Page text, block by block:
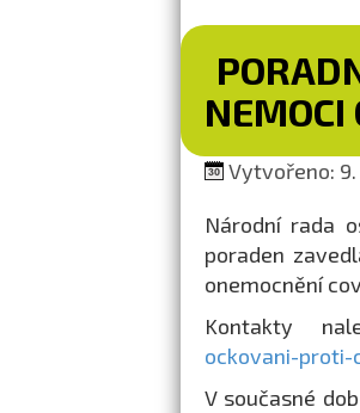
NEMOCI
Vytvořeno: 9.
Národní rada
poraden
onemocnění
Kontakty
ockovani-proti-
V současné